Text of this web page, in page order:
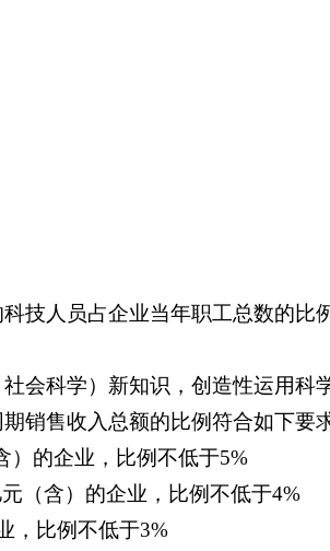
技人员占企业当年职工总数的比
会科学）新知识，创造性运用
销售收入总额的比例符合如下要
）的企业，比例不低于5%
（含）的企业，比例不低于4%
，比例不低于3%